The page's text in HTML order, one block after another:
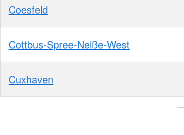
Coesfeld
Cottbus-Spree-Neiße-West
Cuxhaven